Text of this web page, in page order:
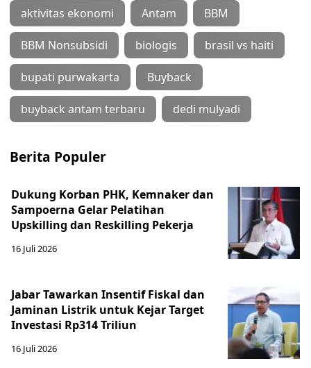
aktivitas ekonomi Antam BBM
BBM Nonsubsidi biologis brasil vs haiti
bupati purwakarta Buyback
buyback antam terbaru dedi mulyadi
Berita Populer
Dukung Korban PHK, Kemnaker dan
Sampoerna Gelar Pelatihan
Upskilling dan Reskilling Pekerja
16 Juli 2026
Jabar Tawarkan Insentif Fiskal dan
Jaminan Listrik untuk Kejar Target
Investasi Rp314 Triliun
16 Juli 2026